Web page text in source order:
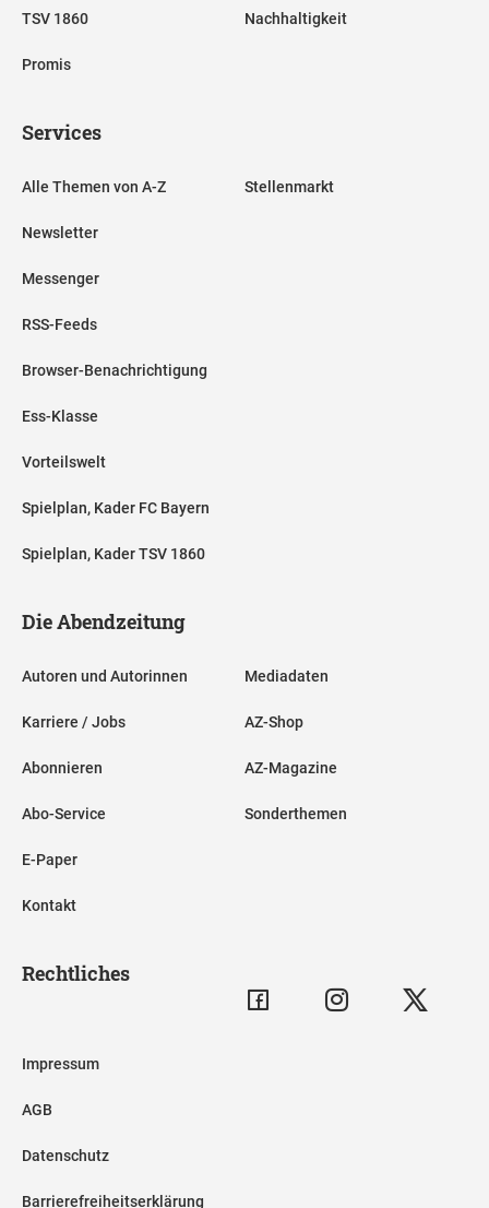
TSV 1860
Promis
Nachhaltigkeit
Services
Alle Themen von A-Z
Newsletter
Messenger
RSS-Feeds
Browser-Benachrichtigung
Ess-Klasse
Vorteilswelt
Spielplan, Kader FC Bayern
Spielplan, Kader TSV 1860
Stellenmarkt
Die Abendzeitung
Autoren und Autorinnen
Karriere / Jobs
Abonnieren
Abo-Service
E-Paper
Kontakt
Mediadaten
AZ-Shop
AZ-Magazine
Sonderthemen
Rechtliches
Impressum
AGB
Datenschutz
Barrierefreiheitserklärung